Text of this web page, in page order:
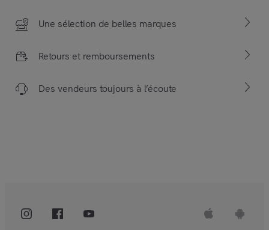
Une sélection de belles marques
Retours et remboursements
Des vendeurs toujours à l’écoute